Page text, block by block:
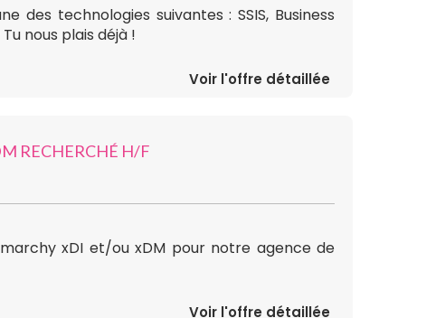
des technologies suivantes : SSIS, Business
nous plais déjà !
Voir l'offre détaillée
RECHERCHÉ H/F
xDI et/ou xDM pour notre agence de
Voir l'offre détaillée